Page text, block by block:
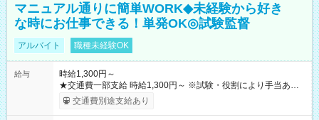
マニュアル通りに簡単WORK◆未経験から好き
な時にお仕事できる！単発OK◎試験監督
アルバイト 職種未経験OK
給与
時給1,300円～
★交通費一部支給 時給1,300円～ ※試験・役割により手当あり
※勤務回数により昇給あり 【即給（前払い）オプションあ
り！】 希望される場合、勤務から1週間ほどで給与の一部を受け
交通費別途支給あり